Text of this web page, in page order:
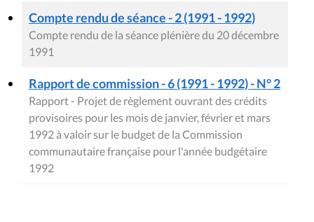
Compte rendu de séance - 2 (1991 - 1992)
Compte rendu de la séance plénière du 20 décembre
1991
Rapport de commission - 6 (1991 - 1992) - N° 2
Rapport - Projet de règlement ouvrant des crédits
provisoires pour les mois de janvier, février et mars
1992 à valoir sur le budget de la Commission
communautaire française pour l'année budgétaire
1992